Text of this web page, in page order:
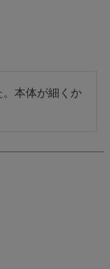
本体が細くか